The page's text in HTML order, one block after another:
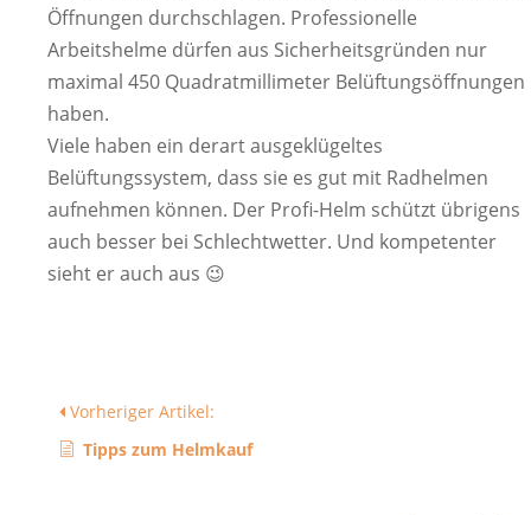
Öffnungen durchschlagen. Professionelle
Arbeitshelme dürfen aus Sicherheitsgründen nur
maximal 450 Quadratmillimeter Belüftungsöffnungen
haben.
Viele haben ein derart ausgeklügeltes
Belüftungssystem, dass sie es gut mit Radhelmen
aufnehmen können. Der Profi-Helm schützt übrigens
auch besser bei Schlechtwetter. Und kompetenter
sieht er auch aus 😉
Vorheriger Artikel:
Tipps zum Helmkauf